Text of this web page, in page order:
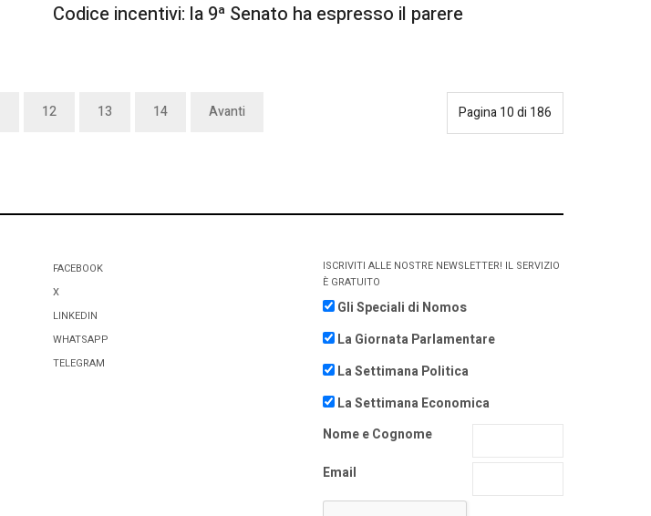
Codice incentivi: la 9ª Senato ha espresso il parere
Pagina 10 di 186
12 13 14 Avanti
FACEBOOK
X
LINKEDIN
WHATSAPP
TELEGRAM
ISCRIVITI ALLE NOSTRE NEWSLETTER! IL SERVIZIO
È GRATUITO
Gli Speciali di Nomos
La Giornata Parlamentare
La Settimana Politica
La Settimana Economica
Nome e Cognome
Email